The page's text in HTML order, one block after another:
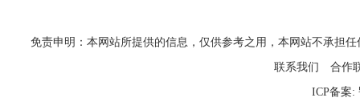
免责申明：本网站所提供的信息，仅供参考之用，本网站不承担
联系我们 合作
ICP备案: